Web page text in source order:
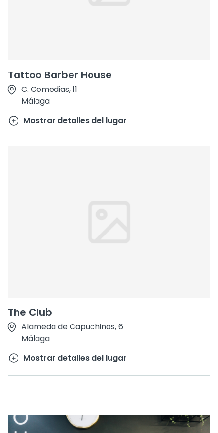
Tattoo Barber House
C. Comedias, 11
Málaga
Mostrar detalles del lugar
The Club
Alameda de Capuchinos, 6
Málaga
Mostrar detalles del lugar